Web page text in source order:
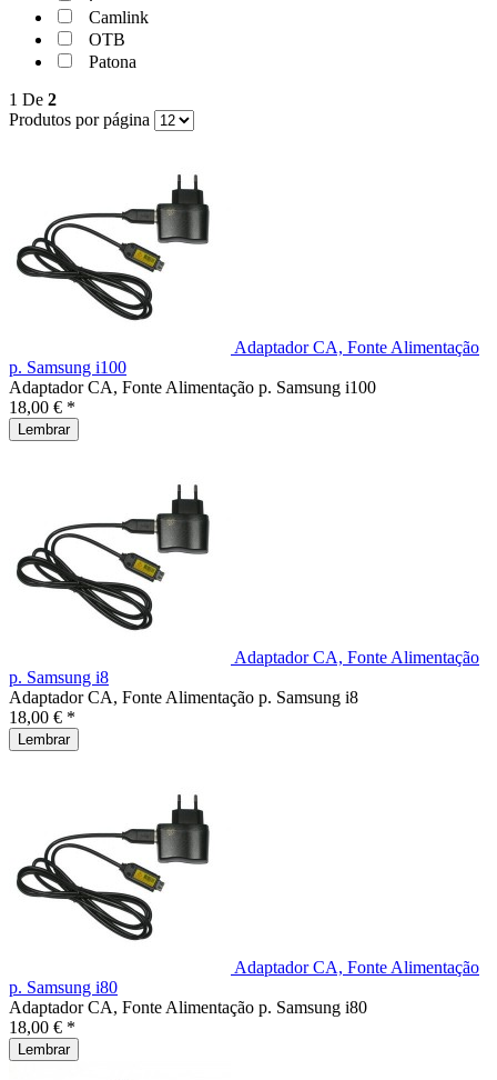
Camlink
OTB
Patona
1 De 2
Produtos por página
Adaptador CA, Fonte Alimentação
p. Samsung i100
Adaptador CA, Fonte Alimentação p. Samsung i100
18,00 € *
Lembrar
Adaptador CA, Fonte Alimentação
p. Samsung i8
Adaptador CA, Fonte Alimentação p. Samsung i8
18,00 € *
Lembrar
Adaptador CA, Fonte Alimentação
p. Samsung i80
Adaptador CA, Fonte Alimentação p. Samsung i80
18,00 € *
Lembrar